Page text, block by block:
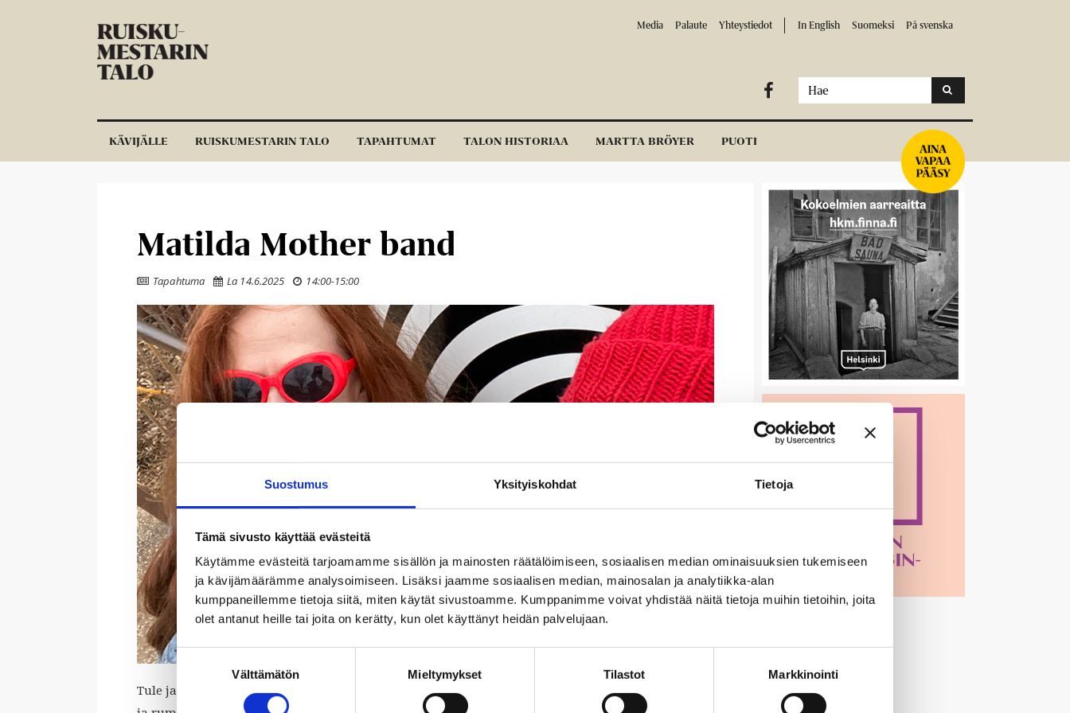
Suostumus Yksityiskohdat Tietoja
Tämä sivusto käyttää evästeitä
Käytämme evästeitä tarjoamamme sisällön ja mainosten räätälöimiseen, sosiaalisen median ominaisuuksien tukemiseen
ja kävijämäärämme analysoimiseen. Lisäksi jaamme sosiaalisen median, mainosalan ja analytiikka-alan
kumppaneillemme tietoja siitä, miten käytät sivustoamme. Kumppanimme voivat yhdistää näitä tietoja muihin tietoihin, joita
olet antanut heille tai joita on kerätty, kun olet käyttänyt heidän palvelujaan.
Suostumuksen
Välttämätön Mieltymykset Tilastot Markkinointi
Media Palaute Yhteystiedot In English Suomeksi På svenska

KÄVIJÄLLE RUISKUMESTARIN TALO TAPAHTUMAT TALON HISTORIAA MARTTA BRÖYER PUOTI
Matilda Mother band
 Tapahtuma  La 14.6.2025  14:00-15:00
Tule ja koe, kuinka kosminen boogie kimpoaa stratosfääriin. Matilda Mother band-duon kitara